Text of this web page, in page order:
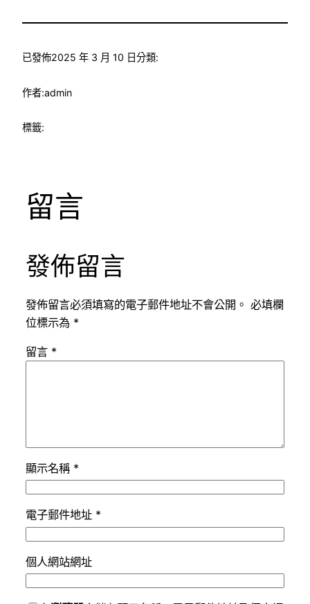
已發佈2025 年 3 月 10 日分類:
作者:admin
標籤:
留言
發佈留言
發佈留言必須填寫的電子郵件地址不會公開。 必填欄
位標示為 *
留言 *
顯示名稱 *
電子郵件地址 *
個人網站網址